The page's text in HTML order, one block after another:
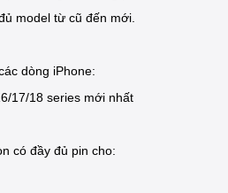
model từ cũ đến mới.
dòng iPhone:
17/18 series mới nhất
có đầy đủ pin cho: